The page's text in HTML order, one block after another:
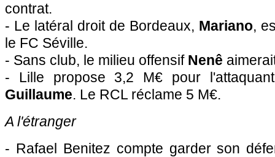
contrat.
- Le latéral droit de Bordeaux, Mariano,
le FC Séville.
- Sans club, le milieu offensif Nenê
- Lille propose 3,2 M€ pour
Guillaume. Le RCL réclame 5 M€.
A l'étranger
- Rafael Benitez compte garder son